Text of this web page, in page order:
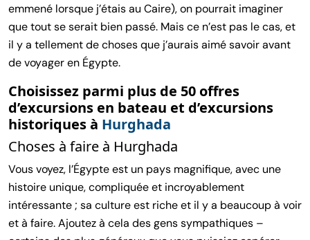
emmené lorsque j’étais au Caire), on pourrait imaginer
que tout se serait bien passé. Mais ce n’est pas le cas, et
il y a tellement de choses que j’aurais aimé savoir avant
de voyager en Égypte.
Choisissez parmi plus de 50 offres
d’excursions en bateau et d’excursions
historiques à Hurghada
Choses à faire à Hurghada
Vous voyez, l’Égypte est un pays magnifique, avec une
histoire unique, compliquée et incroyablement
intéressante ; sa culture est riche et il y a beaucoup à voir
et à faire. Ajoutez à cela des gens sympathiques –